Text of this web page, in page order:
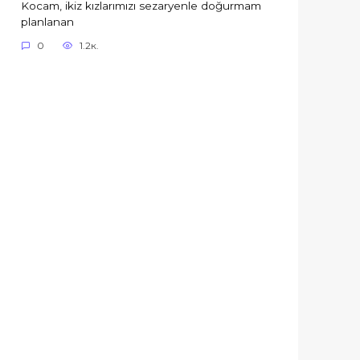
Kocam, ikiz kızlarımızı sezaryenle doğurmam
planlanan
0 1.2к.